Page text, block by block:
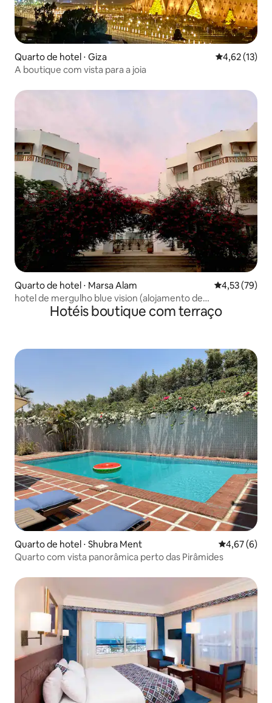
Quarto de hotel ⋅ Giza 4,62 de uma
4,62 (13)
A boutique com vista para a joia
Quarto de hotel ⋅ Marsa Alam 4,53 de uma
4,53 (79)
hotel de mergulho blue vision (alojamento de
mergulhadores)Hotéis boutique com terraço
Quarto de hotel ⋅ Shubra Ment 4,67 de uma
4,67 (6)
Quarto com vista panorâmica perto das Pirâmides